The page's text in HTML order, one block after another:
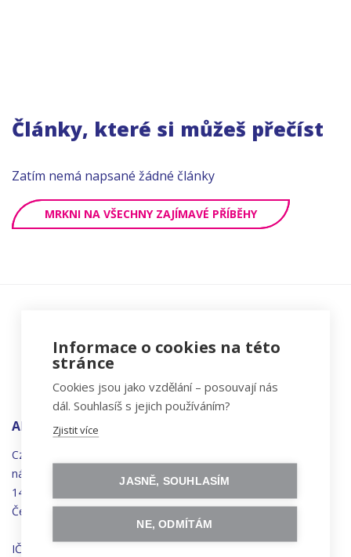
Články, které si můžeš přečíst
Zatím nemá napsané žádné články
MRKNI NA VŠECHNY ZAJÍMAVÉ PŘÍBĚHY
ADRESA
Czechitas, z.ú.
náměstí
Synků 1748/17
140 00 Praha 4 - Nusle
Česká republika
IČO 22834958 | DIČ CZ22834958
Informace o cookies na této
stránce
Cookies jsou jako vzdělání – posouvají nás
dál. Souhlasíš s jejich používáním?
Zjistit více
JASNĚ, SOUHLASÍM
NE, ODMÍTÁM